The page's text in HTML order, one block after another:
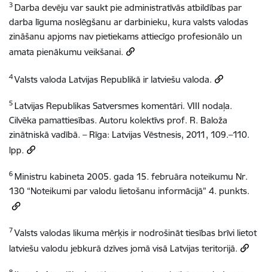
3 Darba devēju var saukt pie administratīvās atbildības par
darba līguma noslēgšanu ar darbinieku, kura valsts valodas
zināšanu apjoms nav pietiekams attiecīgo profesionālo un
amata pienākumu veikšanai.
4Valsts valoda Latvijas Republikā ir latviešu valoda.
5 Latvijas Republikas Satversmes komentāri. VIII nodaļa.
Cilvēka pamattiesības. Autoru kolektīvs prof. R. Baloža
zinātniskā vadībā. – Rīga: Latvijas Vēstnesis, 2011, 109.–110.
lpp.
6 Ministru kabineta 2005. gada 15. februāra noteikumu Nr.
130 “Noteikumi par valodu lietošanu informācijā” 4. punkts.
7 Valsts valodas likuma mērķis ir nodrošināt tiesības brīvi lietot
latviešu valodu jebkurā dzīves jomā visā Latvijas teritorijā.